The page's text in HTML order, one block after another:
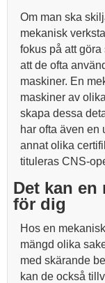
Om man ska
mekanisk
fokus på att
att de ofta
maskiner. En
maskiner av
skapa dessa
har ofta även en
annat olika
tituleras CNS-
Det kan en
för dig
Hos en
mängd olika
med skärande
kan de också